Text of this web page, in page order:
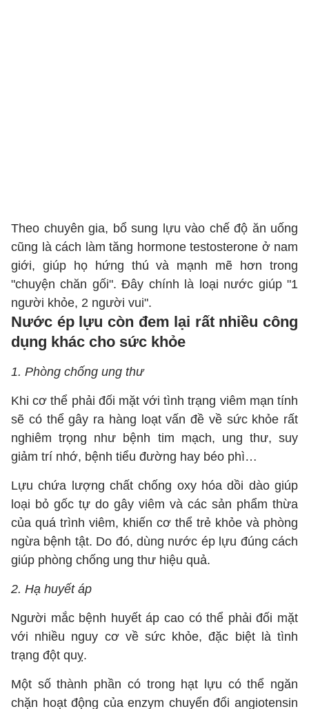
Theo chuyên gia, bổ sung lựu vào chế độ ăn uống
cũng là cách làm tăng hormone testosterone ở nam
giới, giúp họ hứng thú và mạnh mẽ hơn trong
"chuyện chăn gối". Đây chính là loại nước giúp "1
người khỏe, 2 người vui".
Nước ép lựu còn đem lại rất nhiều công
dụng khác cho sức khỏe
1. Phòng chống ung thư
Khi cơ thể phải đối mặt với tình trạng viêm mạn tính
sẽ có thể gây ra hàng loạt vấn đề về sức khỏe rất
nghiêm trọng như bệnh tim mạch, ung thư, suy
giảm trí nhớ, bệnh tiểu đường hay béo phì…
Lựu chứa lượng chất chống oxy hóa dồi dào giúp
loại bỏ gốc tự do gây viêm và các sản phẩm thừa
của quá trình viêm, khiến cơ thể trẻ khỏe và phòng
ngừa bệnh tật. Do đó, dùng nước ép lựu đúng cách
giúp phòng chống ung thư hiệu quả.
2. Hạ huyết áp
Người mắc bệnh huyết áp cao có thể phải đối mặt
với nhiều nguy cơ về sức khỏe, đặc biệt là tình
trạng đột quỵ.
Một số thành phần có trong hạt lựu có thể ngăn
chặn hoạt động của enzym chuyển đổi angiotensin